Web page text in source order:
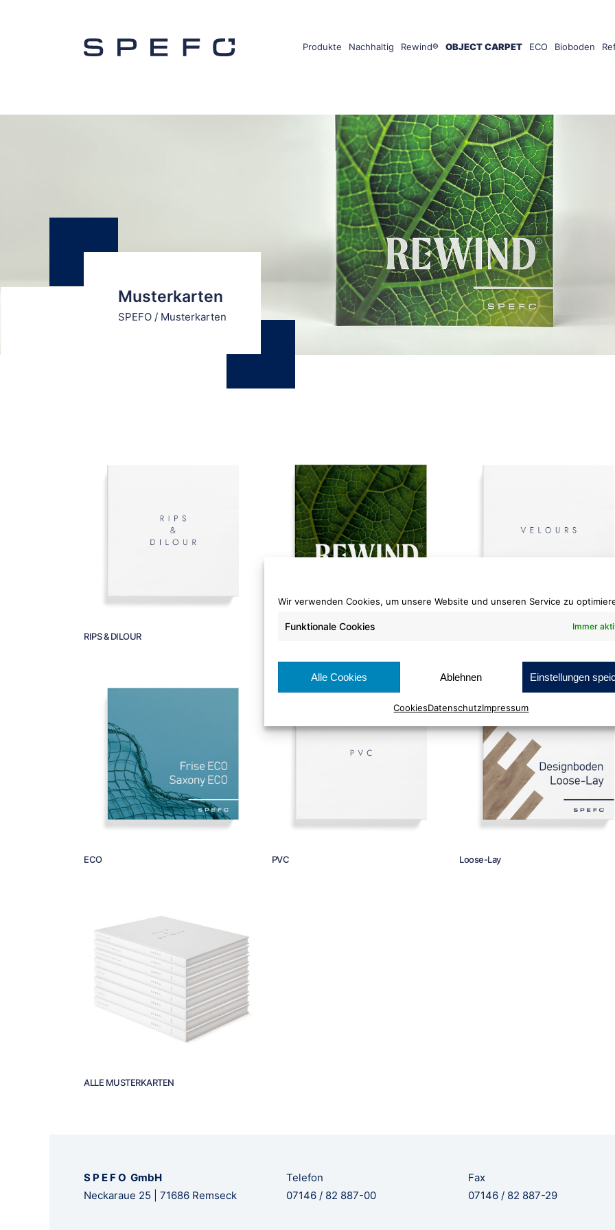
Wir verwenden Cookies, um unsere Website und unseren Service zu
Funktionale Cookies Immer
Alle Cookies Ablehnen Einstellungen
CookiesDatenschutzImpressum
Produkte Nachhaltig Rewind® OBJECT CARPET ECO Bioboden
Musterkarten
SPEFO / Musterkarten
RIPS & DILOUR
ECO PVC Loose-Lay
ALLE MUSTERKARTEN
S P E F O GmbH
Neckaraue 25 | 71686 Remseck
Telefon
07146 / 82 887-00
Fax
07146 / 82 887-29